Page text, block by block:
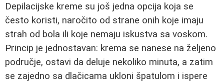
Depilacijske kreme su još jedna opcija koja se
često koristi, naročito od strane onih koje imaju
strah od bola ili koje nemaju iskustva sa voskom.
Princip je jednostavan: krema se nanese na željeno
područje, ostavi da deluje nekoliko minuta, a zatim
se zajedno sa dlačicama ukloni špatulom i ispere